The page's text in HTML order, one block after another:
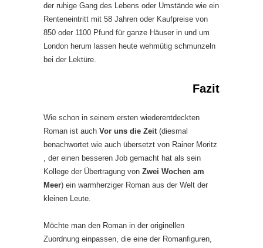
der ruhige Gang des Lebens oder Umstände wie ein
Renteneintritt mit 58 Jahren oder Kaufpreise von
850 oder 1100 Pfund für ganze Häuser in und um
London herum lassen heute wehmütig schmunzeln
bei der Lektüre.
Fazit
Wie schon in seinem ersten wiederentdeckten
Roman ist auch Vor uns die Zeit (diesmal
benachwortet wie auch übersetzt von Rainer Moritz
, der einen besseren Job gemacht hat als sein
Kollege der Übertragung von Zwei Wochen am
Meer) ein warmherziger Roman aus der Welt der
kleinen Leute.
Möchte man den Roman in der originellen
Zuordnung einpassen, die eine der Romanfiguren,